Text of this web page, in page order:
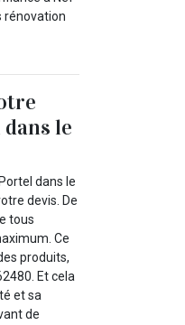
rénovation
le
dans le
devis. De
tous
Ce
produits,
Et cela
et sa
de